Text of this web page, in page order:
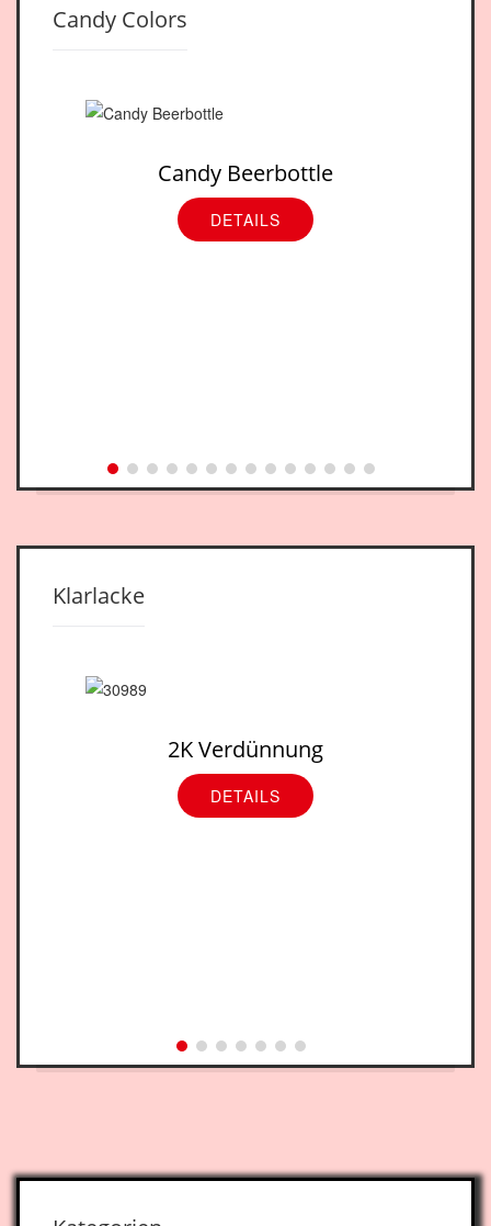
Candy Colors
Candy Beerbottle
DETAILS
Klarlacke
2K Verdünnung
DETAILS